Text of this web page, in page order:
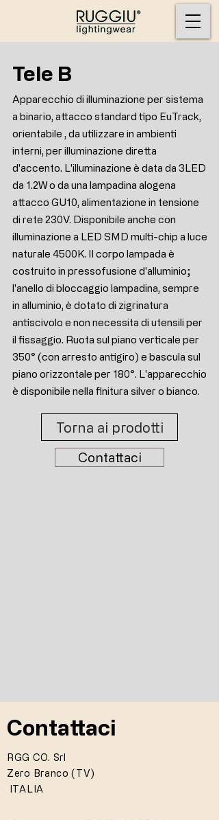
Tele B
Apparecchio di illuminazione per sistema
a binario, attacco standard tipo EuTrack,
orientabile , da utilizzare in ambienti
interni, per illuminazione diretta
d'accento. L'illuminazione è data da 3LED
da 1.2W o da una lampadina alogena
attacco GU10, alimentazione in tensione
di rete 230V. Disponibile anche con
illuminazione a LED SMD multi-chip a luce
naturale 4500K. Il corpo lampada è
costruito in pressofusione d'alluminio;
l'anello di bloccaggio lampadina, sempre
in alluminio, è dotato di zigrinatura
antiscivolo e non necessita di utensili per
il fissaggio. Ruota sul piano verticale per
350° (con arresto antigiro) e bascula sul
piano orizzontale per 180°. L'apparecchio
è disponibile nella finitura silver o bianco.
Torna ai prodotti
Contattaci
Contattaci
RGG CO. Srl
Zero Branco (TV)
ITALIA